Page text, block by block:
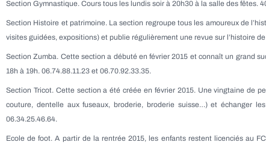
Section Gymnastique. Cours tous les lundis soir à 20h30 à la salle des fêtes.
Section Histoire et patrimoine. La section regroupe tous les amoureux de
visites guidées, expositions) et publie régulièrement une revue sur l’histoire
Section Zumba. Cette section a débuté en février 2015 et connaît un grand
18h à 19h. 06.74.88.11.23 et 06.70.92.33.35.
Section Tricot. Cette section a été créée en février 2015. Une vingtaine de
couture, dentelle aux fuseaux, broderie, broderie suisse…) et échanger
06.34.25.46.64.
Ecole de foot. A partir de la rentrée 2015, les enfants restent licenciés au